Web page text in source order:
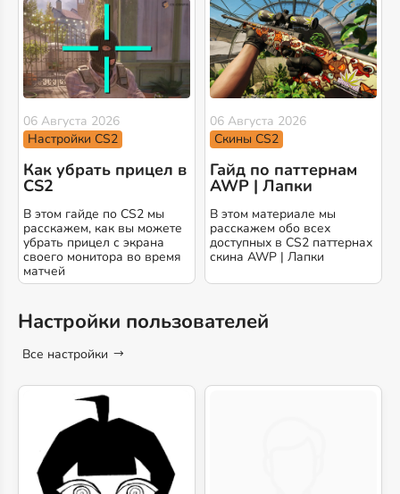
06 Августа 2026
Настройки CS2
Как убрать прицел в
CS2
В этом гайде по CS2 мы
расскажем, как вы можете
убрать прицел с экрана
своего монитора во время
матчей
06 Августа 2026
Скины CS2
Гайд по паттернам
AWP | Лапки
В этом материале мы
расскажем обо всех
доступных в CS2 паттернах
скина AWP | Лапки
Настройки пользователей
Все настройки